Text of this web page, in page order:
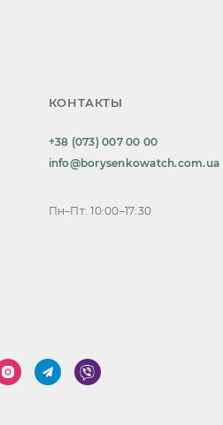
КОНТАКТЫ
+38 (073) 007 00 00
info@borysenkowatch.com.ua
Пн–Пт: 10:00–17:30